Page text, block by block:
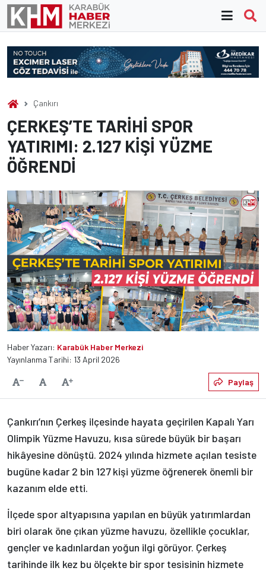
Skip
content
Çankırı
ÇERKEŞ’TE TARİHİ SPOR
YATIRIMI: 2.127 KİŞİ YÜZME
ÖĞRENDİ
Haber Yazarı: Karabük Haber Merkezi
Yayınlanma Tarihi: 13 April 2026
Yazıyı KüçültVarsayılanYazıyı Büyüt Paylaş
Çankırı’nın Çerkeş ilçesinde hayata geçirilen Kapalı Yarı
Olimpik Yüzme Havuzu, kısa sürede büyük bir başarı
hikâyesine dönüştü. 2024 yılında hizmete açılan tesiste
bugüne kadar 2 bin 127 kişi yüzme öğrenerek önemli bir
kazanım elde etti.
İlçede spor altyapısına yapılan en büyük yatırımlardan
biri olarak öne çıkan yüzme havuzu, özellikle çocuklar,
gençler ve kadınlardan yoğun ilgi görüyor. Çerkeş
tarihinde ilk kez bu ölçekte bir spor tesisinin hizmete